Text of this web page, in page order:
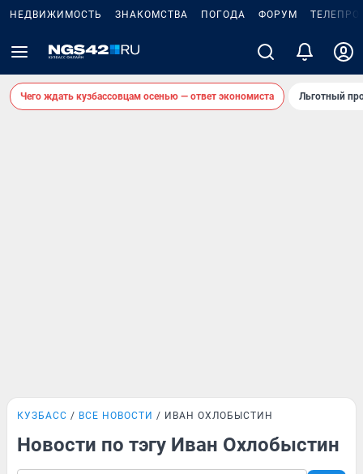
НЕДВИЖИМОСТЬ ЗНАКОМСТВА ПОГОДА ФОРУМ
Чего ждать кузбассовцам осенью — ответ экономиста Льготный
КУЗБАСС ВСЕ НОВОСТИ ИВАН ОХЛОБЫСТИН
Новости по тэгу Иван Охлобыстин